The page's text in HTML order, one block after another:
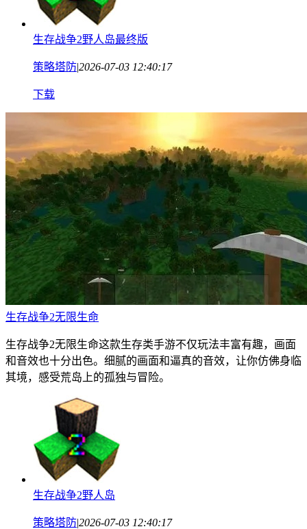
生存战争2野人岛最终版
策略塔防|2026-07-03 12:40:17
下载
生存战争2无限生命
生存战争2无限生命这款生存类手游不仅玩法丰富有趣，画面
和音效也十分出色。细腻的画面和逼真的音效，让你仿佛身临
其境，感受荒岛上的孤独与冒险。
生存战争2野人岛
策略塔防|2026-07-03 12:40:17